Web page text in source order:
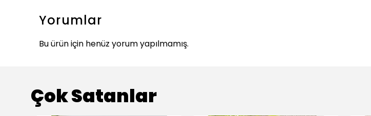
Yorumlar
Bu ürün için henüz yorum yapılmamış.
Çok Satanlar